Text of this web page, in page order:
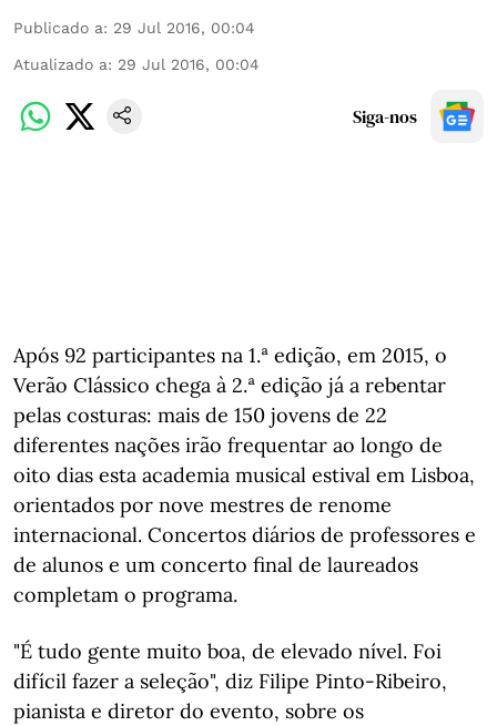
Publicado a: 29 Jul 2016, 00:04
Atualizado a: 29 Jul 2016, 00:04
Siga-nos
Após 92 participantes na 1.ª edição, em 2015, o
Verão Clássico chega à 2.ª edição já a rebentar
pelas costuras: mais de 150 jovens de 22
diferentes nações irão frequentar ao longo de
oito dias esta academia musical estival em Lisboa,
orientados por nove mestres de renome
internacional. Concertos diários de professores e
de alunos e um concerto final de laureados
completam o programa.
"É tudo gente muito boa, de elevado nível. Foi
difícil fazer a seleção", diz Filipe Pinto-Ribeiro,
pianista e diretor do evento, sobre os